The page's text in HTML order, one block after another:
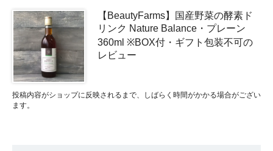
【BeautyFarms】国産野菜の酵素ド
リンク Nature Balance・プレーン
360ml ※BOX付・ギフト包装不可の
レビュー
投稿内容がショップに反映されるまで、しばらく時間がかかる場合がござい
ます。